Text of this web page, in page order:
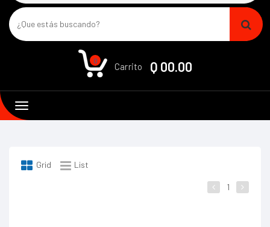
0
Carrito Q 00.00
Toggle
navigation
Grid List
1